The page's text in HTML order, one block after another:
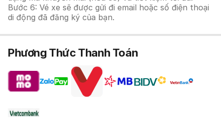
Bước 6: Vé xe sẽ được gửi đi email hoặc số điện thoại
di động đã đăng ký của bạn.
Phương Thức Thanh Toán